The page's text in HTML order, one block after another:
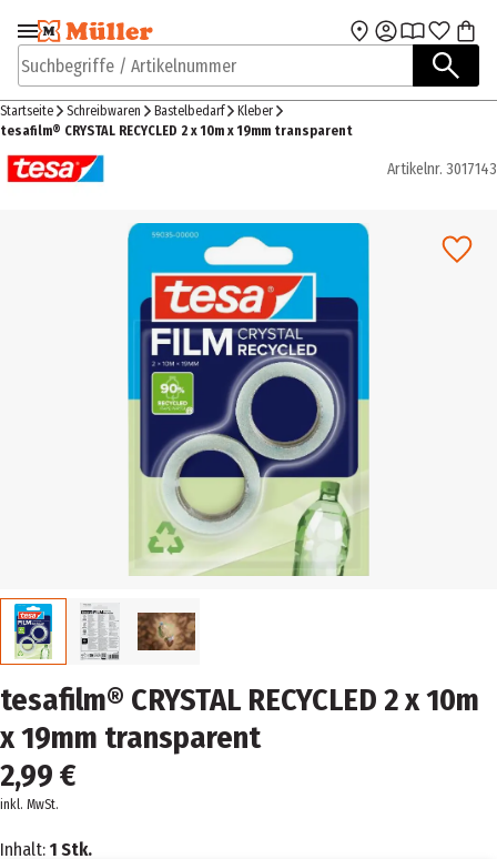
Zur Navigation
springen
Zum Hauptinhalt
Suchbegriffe / Artikelnummer
Startseite Schreibwaren Bastelbedarf
Kleber
tesafilm® CRYSTAL RECYCLED 2 x 10m x 19mm transparent
Artikelnr. 3017143
tesafilm® CRYSTAL RECYCLED 2 x 10m
x 19mm transparent
2,99 €
inkl. MwSt.
Inhalt: 1 Stk.